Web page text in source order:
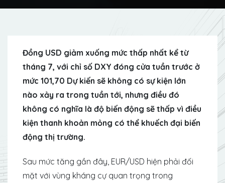
Đồng USD giảm xuống mức thấp nhất kể từ
tháng 7, với chỉ số DXY đóng cửa tuần trước ở
mức 101,70 Dự kiến ​​sẽ không có sự kiện lớn
nào xảy ra trong tuần tới, nhưng điều đó
không có nghĩa là độ biến động sẽ thấp vì điều
kiện thanh khoản mỏng có thể khuếch đại biến
động thị trường.
Sau mức tăng gần đây, EUR/USD hiện phải đối
mặt với vùng kháng cự quan trọng trong